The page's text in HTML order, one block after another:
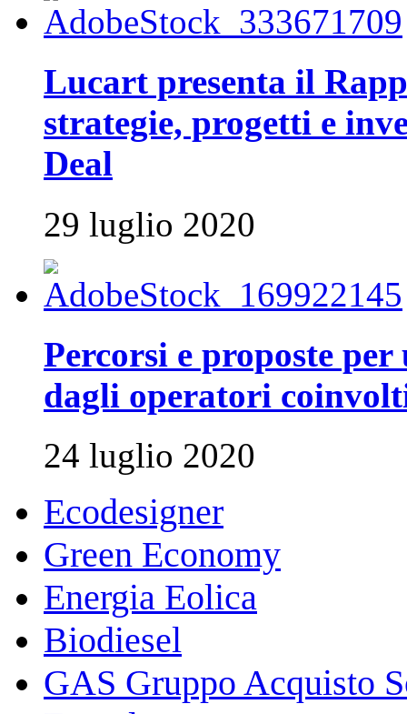
Lucart presenta il
strategie, progetti e
Deal
29 luglio 2020
Percorsi e proposte
dagli operatori
24 luglio 2020
Ecodesigner
Green Economy
Energia Eolica
Biodiesel
GAS Gruppo Acquisto